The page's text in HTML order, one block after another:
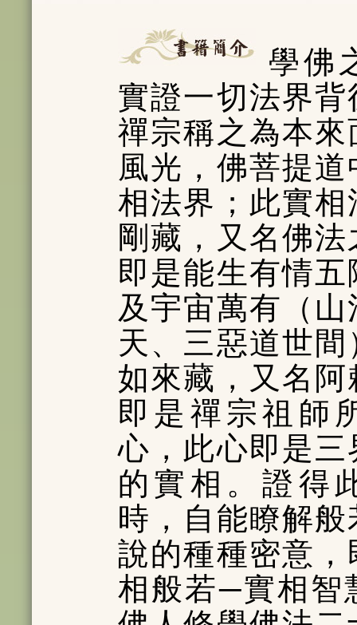
學佛
實證一切法界
禪宗稱之為本來
風光，佛菩提
相法界；此實相
剛藏，又名佛
即是能生有情
及宇宙萬有（
天、三惡道世
如來藏，又名
即是禪宗祖師
心，此心即是三
的實相。證得
時，自能瞭解
說的種種密意，
相般若─實相智